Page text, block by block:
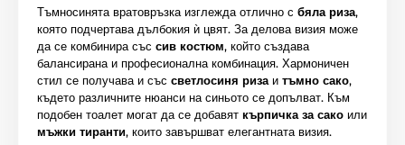
Тъмносинята вратовръзка изглежда отлично с бяла риза,
която подчертава дълбокия ѝ цвят. За делова визия може
да се комбинира със сив костюм, който създава
балансирана и професионална комбинация. Хармоничен
стил се получава и със светлосиня риза и тъмно сако,
където различните нюанси на синьото се допълват. Към
подобен тоалет могат да се добавят кърпичка за сако или
мъжки тиранти, които завършват елегантната визия.